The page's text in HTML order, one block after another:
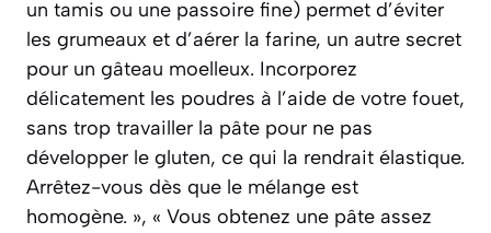
un tamis ou une passoire fine) permet d’éviter
les grumeaux et d’aérer la farine, un autre secret
pour un gâteau moelleux. Incorporez
délicatement les poudres à l’aide de votre fouet,
sans trop travailler la pâte pour ne pas
développer le gluten, ce qui la rendrait élastique.
Arrêtez-vous dès que le mélange est
homogène. », « Vous obtenez une pâte assez